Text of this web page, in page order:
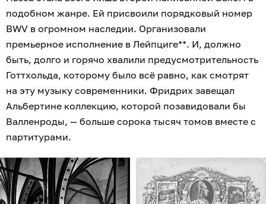
подобном жанре. Ей присвоили порядковый номер
BWV в огромном наследии. Организовали
премьерное исполнение в Лейпциге**. И, должно
быть, долго и горячо хвалили предусмотрительность
Готтхольда, которому было всё равно, как смотрят
на эту музыку современники. Фридрих завещал
Альбертине коллекцию, которой позавидовали бы
Валленроды, — больше сорока тысяч томов вместе с
партитурами.